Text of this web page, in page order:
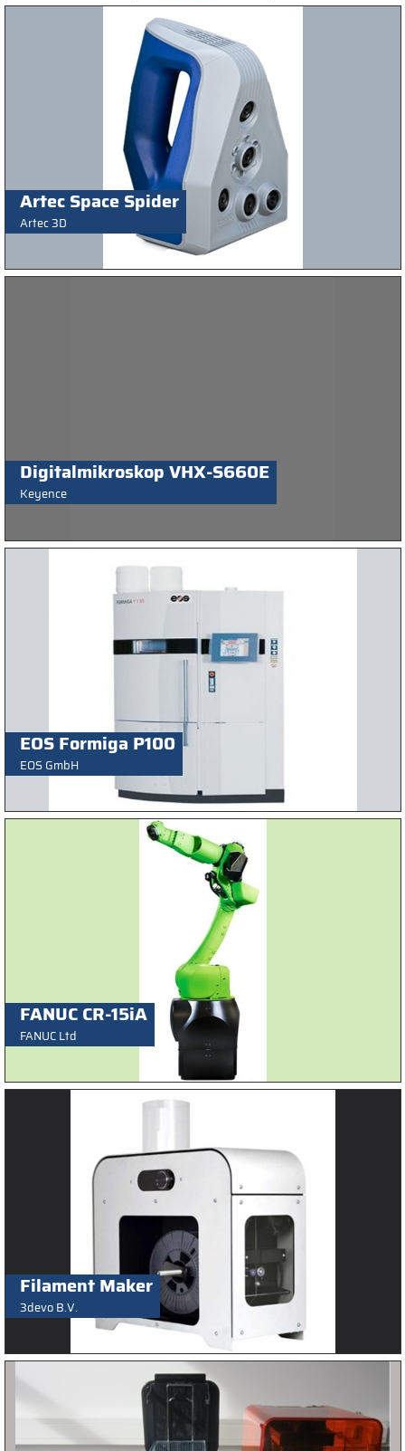
Artec Space Spider
Artec 3D
Digitalmikroskop VHX-S660E
Keyence
EOS Formiga P100
EOS GmbH
FANUC CR-15iA
FANUC Ltd
Filament Maker
3devo B.V.